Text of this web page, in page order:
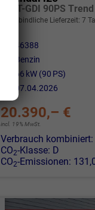
unverbindliche Lieferzeit: 7
46388
Benzin
66 kW (90 PS)
07.04.2026
20.390,– €
incl. 19% MwSt.
Verbrauch kombiniert:
CO2-Klasse: D
CO2-Emissionen: